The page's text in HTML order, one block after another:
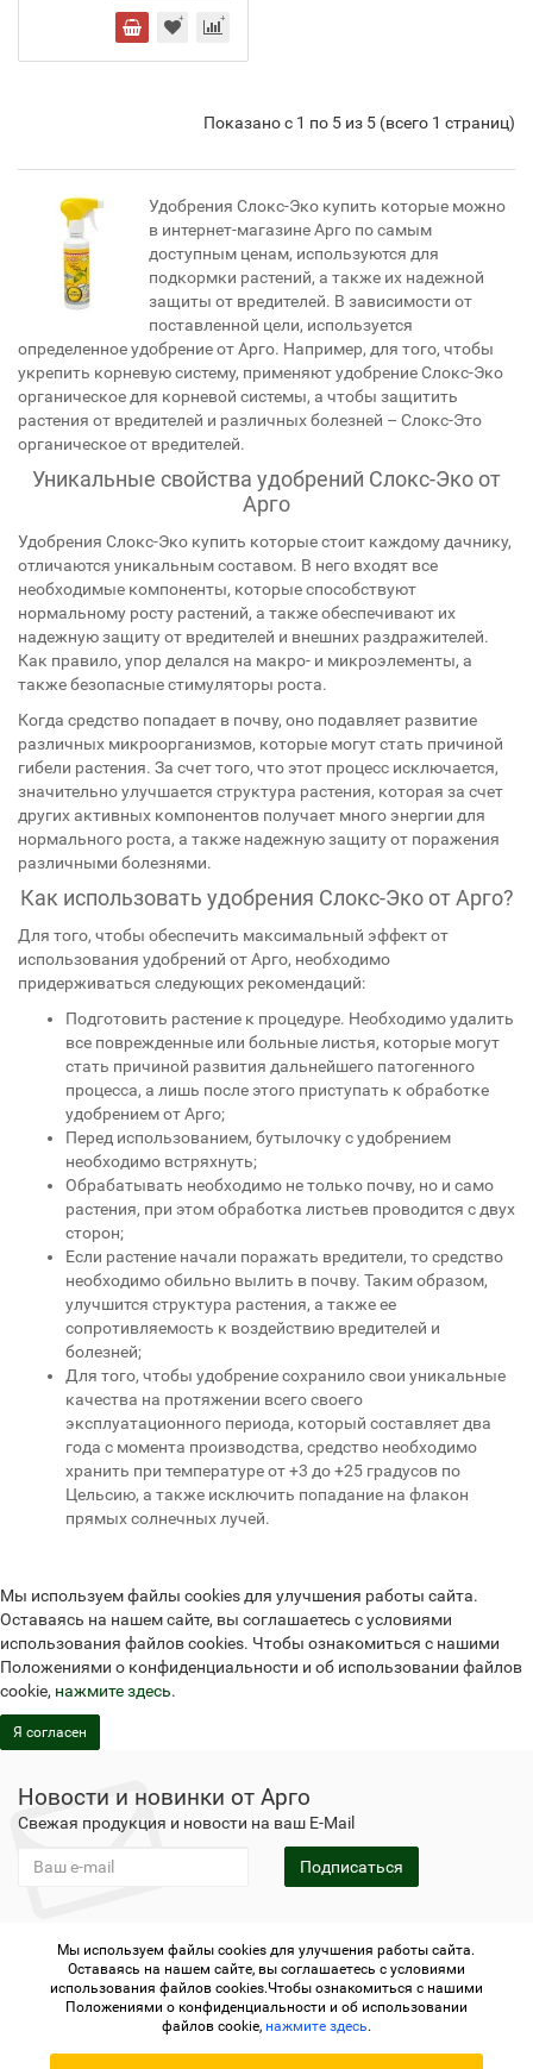
Показано с 1 по 5 из 5 (всего 1 страниц)
Удобрения Слокс-Эко купить которые можно
в интернет-магазине Арго по самым
доступным ценам, используются для
подкормки растений, а также их надежной
защиты от вредителей. В зависимости от
поставленной цели, используется
определенное удобрение от Арго. Например, для того, чтобы
укрепить корневую систему, применяют удобрение Слокс-Эко
органическое для корневой системы, а чтобы защитить
растения от вредителей и различных болезней – Слокс-Это
органическое от вредителей.
Уникальные свойства удобрений Слокс-Эко от
Арго
Удобрения Слокс-Эко купить которые стоит каждому дачнику,
отличаются уникальным составом. В него входят все
необходимые компоненты, которые способствуют
нормальному росту растений, а также обеспечивают их
надежную защиту от вредителей и внешних раздражителей.
Как правило, упор делался на макро- и микроэлементы, а
также безопасные стимуляторы роста.
Когда средство попадает в почву, оно подавляет развитие
различных микроорганизмов, которые могут стать причиной
гибели растения. За счет того, что этот процесс исключается,
значительно улучшается структура растения, которая за счет
других активных компонентов получает много энергии для
нормального роста, а также надежную защиту от поражения
различными болезнями.
Как использовать удобрения Слокс-Эко от Арго?
Для того, чтобы обеспечить максимальный эффект от
использования удобрений от Арго, необходимо
придерживаться следующих рекомендаций:
Подготовить растение к процедуре. Необходимо удалить
все поврежденные или больные листья, которые могут
стать причиной развития дальнейшего патогенного
процесса, а лишь после этого приступать к обработке
удобрением от Арго;
Перед использованием, бутылочку с удобрением
необходимо встряхнуть;
Обрабатывать необходимо не только почву, но и само
растения, при этом обработка листьев проводится с двух
сторон;
Если растение начали поражать вредители, то средство
необходимо обильно вылить в почву. Таким образом,
улучшится структура растения, а также ее
сопротивляемость к воздействию вредителей и
болезней;
Для того, чтобы удобрение сохранило свои уникальные
качества на протяжении всего своего
эксплуатационного периода, который составляет два
года с момента производства, средство необходимо
хранить при температуре от +3 до +25 градусов по
Цельсию, а также исключить попадание на флакон
прямых солнечных лучей.
Мы используем файлы cookies для улучшения работы сайта.
Оставаясь на нашем сайте, вы соглашаетесь с условиями
использования файлов cookies. Чтобы ознакомиться с нашими
Положениями о конфиденциальности и об использовании файлов
cookie, нажмите здесь.
Я согласен
Новости и новинки от Арго
Свежая продукция и новости на ваш E-Mail
Подписаться
Не является публичной офертой
Политика
конфиденциальности
Не является публичной офертой
Политика конфиденциальности
Регистрация в Арго
Мы используем файлы cookies для улучшения работы сайта.
Оставаясь на нашем сайте, вы соглашаетесь с условиями
использования файлов cookies.Чтобы ознакомиться с нашими
Положениями о конфиденциальности и об использовании
файлов cookie, нажмите здесь.